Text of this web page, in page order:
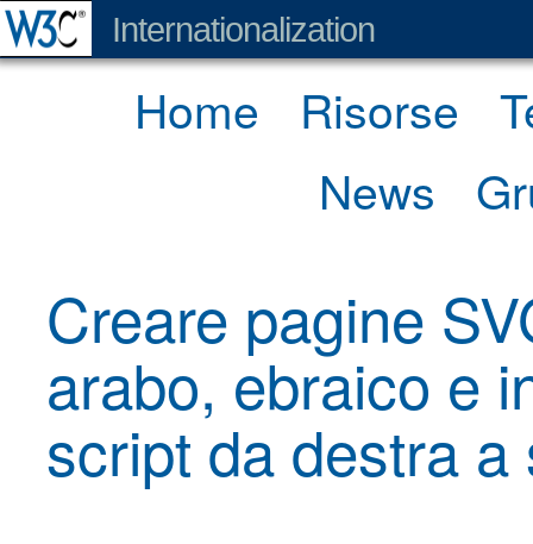
Internationalization
Home Risorse
News
Creare pagine
arabo, ebraico e
script da destra a